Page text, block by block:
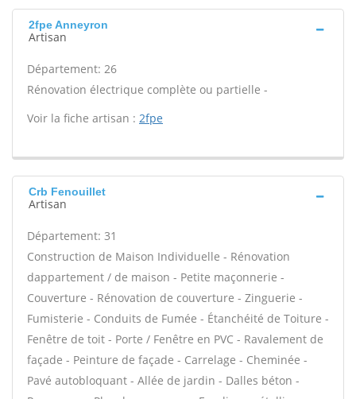
2fpe Anneyron
Artisan
Département: 26
Rénovation électrique complète ou partielle -
Voir la fiche artisan : 2fpe
Crb Fenouillet
Artisan
Département: 31
Construction de Maison Individuelle - Rénovation
dappartement / de maison - Petite maçonnerie -
Couverture - Rénovation de couverture - Zinguerie -
Fumisterie - Conduits de Fumée - Étanchéité de Toiture -
Fenêtre de toit - Porte / Fenêtre en PVC - Ravalement de
façade - Peinture de façade - Carrelage - Cheminée -
Pavé autobloquant - Allée de jardin - Dalles béton -